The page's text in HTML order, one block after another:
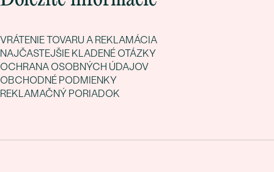
VRÁTENIE TOVARU A REKLAMÁCIA
NAJČASTEJŠIE KLADENÉ OTÁZKY
OCHRANA OSOBNÝCH ÚDAJOV
OBCHODNÉ PODMIENKY
REKLAMAČNÝ PORIADOK